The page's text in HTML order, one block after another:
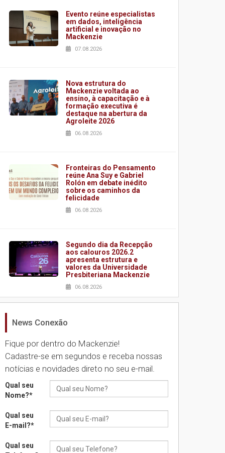
Evento reúne especialistas
em dados, inteligência
artificial e inovação no
Mackenzie
07.08.2026
Nova estrutura do
Mackenzie voltada ao
ensino, à capacitação e à
formação executiva é
destaque na abertura da
Agroleite 2026
06.08.2026
Fronteiras do Pensamento
reúne Ana Suy e Gabriel
Rolón em debate inédito
sobre os caminhos da
felicidade
06.08.2026
Segundo dia da Recepção
aos calouros 2026.2
apresenta estrutura e
valores da Universidade
Presbiteriana Mackenzie
06.08.2026
Nova apresentação do
brasileira
05.08.2026
Universidade Mackenzie
realizará nova edição da
05.08.2026
News Conexão
Fique por dentro do Mackenzie!
Cadastre-se em segundos e receba nossas
notícias e novidades direto no seu e-mail.
Qual seu
Nome?*
Qual seu
E-mail?*
Qual seu